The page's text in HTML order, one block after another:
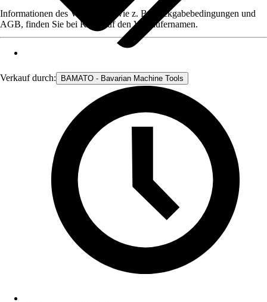
Verkauf durch: BAMATO - Bavarian Machine Tools
Informationen des Verkäufers, wie z. B. Rückgabebedingungen und
AGB, finden Sie bei Klick auf den Verkäufernamen.